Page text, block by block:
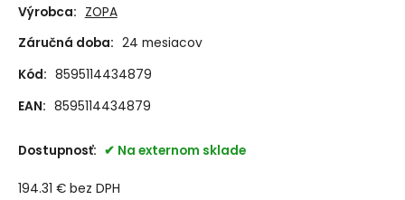
Výrobca: ZOPA
Záručná doba: 24 mesiacov
Kód: 8595114434879
EAN: 8595114434879
Dostupnosť: Na externom sklade
194.31 € bez DPH